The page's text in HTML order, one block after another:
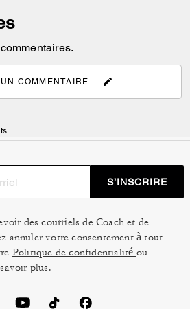
COMMENTAIRE
S’INSCRIRE
des courriels de Coach et de
annuler votre consentement à tout
Politique de confidentialité ou
plus.